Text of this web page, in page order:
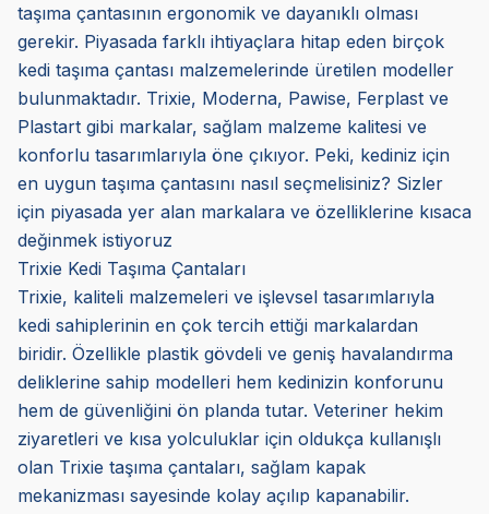
taşıma çantasının ergonomik ve dayanıklı olması
gerekir. Piyasada farklı ihtiyaçlara hitap eden birçok
kedi taşıma çantası malzemelerinde üretilen modeller
bulunmaktadır. Trixie, Moderna, Pawise, Ferplast ve
Plastart gibi markalar, sağlam malzeme kalitesi ve
konforlu tasarımlarıyla öne çıkıyor. Peki, kediniz için
en uygun taşıma çantasını nasıl seçmelisiniz? Sizler
için piyasada yer alan markalara ve özelliklerine kısaca
değinmek istiyoruz
Trixie Kedi Taşıma Çantaları
Trixie, kaliteli malzemeleri ve işlevsel tasarımlarıyla
kedi sahiplerinin en çok tercih ettiği markalardan
biridir. Özellikle plastik gövdeli ve geniş havalandırma
deliklerine sahip modelleri hem kedinizin konforunu
hem de güvenliğini ön planda tutar. Veteriner hekim
ziyaretleri ve kısa yolculuklar için oldukça kullanışlı
olan Trixie taşıma çantaları, sağlam kapak
mekanizması sayesinde kolay açılıp kapanabilir.